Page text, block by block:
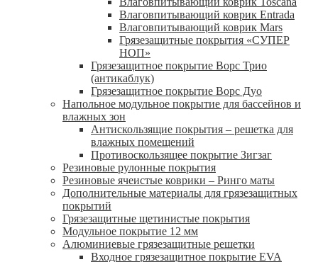
Влаговпитывающий коврик Entrada
Влаговпитывающий коврик Mars
Грязезащитные покрытия «СУПЕР
НОП»
Грязезащитное покрытие Ворс Трио
(антикаблук)
Грязезащитное покрытие Ворс Дуо
Напольное модульное покрытие для бассейнов и
влажных зон
Антискользящие покрытия – решетка для
влажных помещений
Противоскользящее покрытие Зигзаг
Резиновые рулонные покрытия
Резиновые ячеистые коврики – Ринго маты
Дополнительные материалы для грязезащитных
покрытий
Грязезащитные щетинистые покрытия
Модульное покрытие 12 мм
Алюминиевые грязезащитные решетки
Входное грязезащитное покрытие EVA